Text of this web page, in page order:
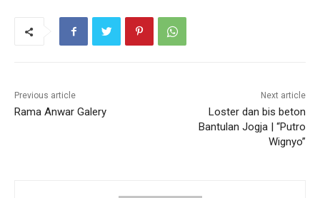
Previous article
Rama Anwar Galery
Next article
Loster dan bis beton
Bantulan Jogja | “Putro
Wignyo”